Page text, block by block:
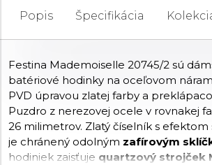
Popis Špecifikácia
Festina Mademoiselle 20745/2 sú
batériové hodinky na oceľovom
PVD úpravou zlatej farby a
Puzdro z nerezovej ocele v rovnakej
26 milimetrov. Zlatý číselník s
je chránený odolným zafírovým
hodiniek zaisťuje quartzový strojček